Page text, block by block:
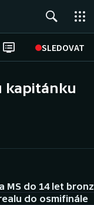
SLEDOVAT
kapitánku
MS do 14 let bronz
do osmifinále